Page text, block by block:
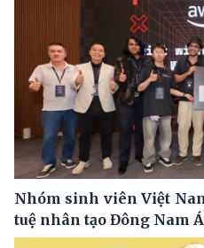
Nhóm sinh viên Việt
tuệ nhân tạo Đông Nam Á